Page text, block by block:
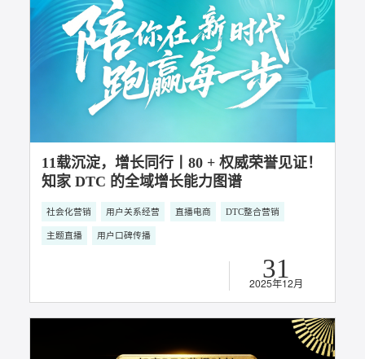
11载沉淀，增长同行丨80 + 权威荣誉见证！
知家 DTC 的全域增长能力图谱